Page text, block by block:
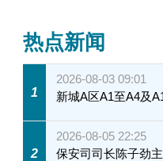
热点新闻
1
2026-08-03 09:01
新城A区A1至A4及
2
2026-08-05 22:25
保安司司长陈子劲